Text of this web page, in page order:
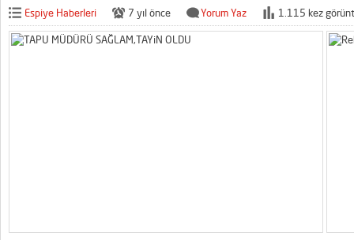
Espiye Haberleri 7 yıl önce Yorum Yaz 1.115 kez